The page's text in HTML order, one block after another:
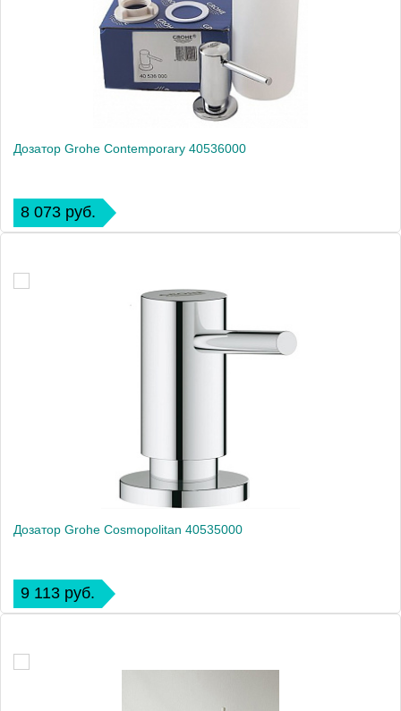
Дозатор Grohe Contemporary 40536000
8 073 руб.
Дозатор Grohe Cosmopolitan 40535000
9 113 руб.